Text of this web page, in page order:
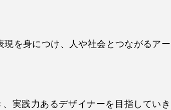
を身につけ、人や社会とつながるアー
実践力あるデザイナーを目指していき